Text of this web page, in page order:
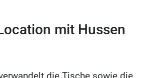
mit Hussen
die Tische sowie die